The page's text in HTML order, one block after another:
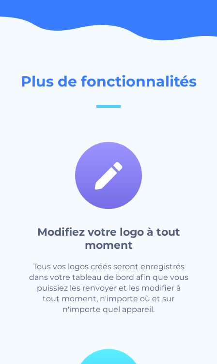
Plus de fonctionnalités
Modifiez votre logo à tout
moment
Tous vos logos créés seront enregistrés
dans votre tableau de bord afin que vous
puissiez les renvoyer et les modifier à
tout moment, n'importe où et sur
n'importe quel appareil.